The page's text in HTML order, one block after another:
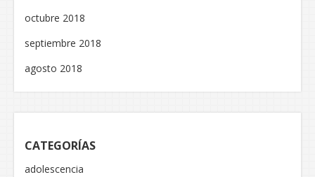
octubre 2018
septiembre 2018
agosto 2018
CATEGORÍAS
adolescencia